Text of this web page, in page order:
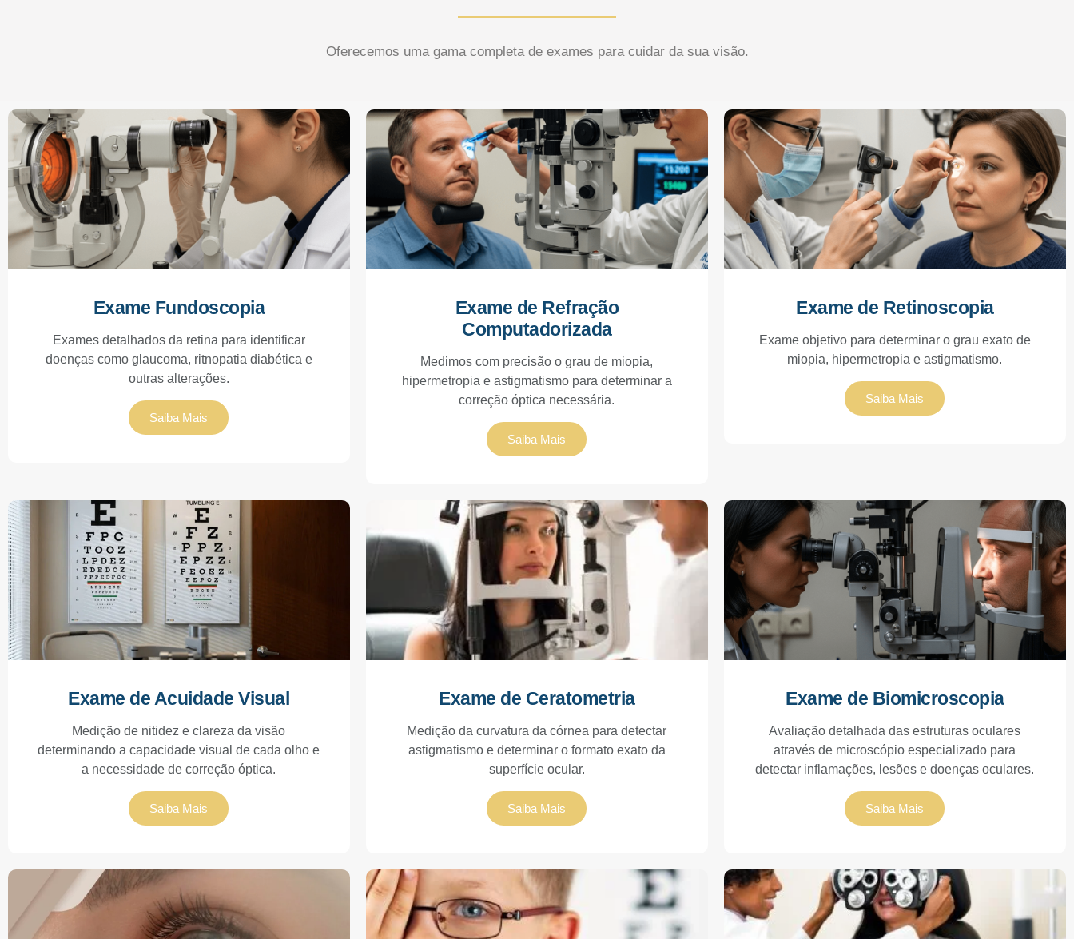
Oferecemos uma gama completa de exames para cuidar da sua visão.
Exame Fundoscopia
Exames detalhados da retina para identificar
doenças como glaucoma, ritnopatia diabética e
outras alterações.
Saiba Mais
Exame de Refração
Computadorizada
Medimos com precisão o grau de miopia,
hipermetropia e astigmatismo para determinar a
correção óptica necessária.
Saiba Mais
Exame de Retinoscopia
Exame objetivo para determinar o grau exato de
miopia, hipermetropia e astigmatismo.
Saiba Mais
Exame de Acuidade Visual
Medição de nitidez e clareza da visão
determinando a capacidade visual de cada olho e
a necessidade de correção óptica.
Saiba Mais
Exame de Ceratometria
Medição da curvatura da córnea para detectar
astigmatismo e determinar o formato exato da
superfície ocular.
Saiba Mais
Exame de Biomicroscopia
Avaliação detalhada das estruturas oculares
através de microscópio especializado para
detectar inflamações, lesões e doenças oculares.
Saiba Mais